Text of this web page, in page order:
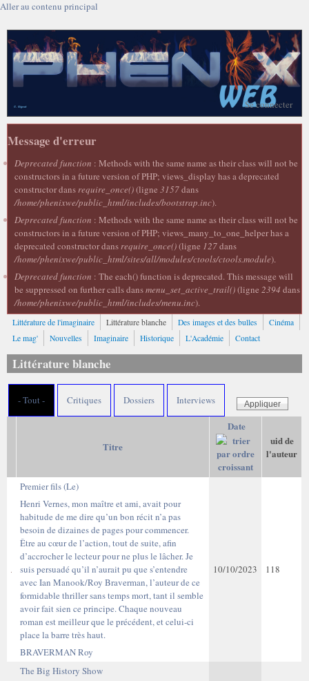
Aller au contenu principal
Se connecter
Message d'erreur
Deprecated function : Methods with the same name as their class will not be
constructors in a future version of PHP; views_display has a deprecated
constructor dansrequire_once()(ligne 3157dans
/home/phenixwe/public_html/includes/bootstrap.inc).
Deprecated function : Methods with the same name as their class will not be
constructors in a future version of PHP; views_many_to_one_helper has a
deprecated constructor dansrequire_once()(ligne 127dans
/home/phenixwe/public_html/sites/all/modules/ctools/ctools.module).
Deprecated function : The each() function is deprecated. This message will
be suppressed on further calls dansmenu_set_active_trail()(ligne 2394 dans
/home/phenixwe/public_html/includes/menu.inc).
Littérature de l'imaginaire Littérature blanche Des images et des bulles
Cinéma
Le mag'
Nouvelles Imaginaire Historique L'Académie Contact
Littérature blanche
- Tout - Critiques Dossiers Interviews
Titre
Date
uid de
l'auteur
Premier fils (Le)
Henri Vernes, mon maître et ami, avait pour
habitude de me dire qu’un bon récit n’a pas
besoin de dizaines de pages pour commencer.
Être au cœur de l’action, tout de suite, afin
d’accrocher le lecteur pour ne plus le lâcher. Je
suis persuadé qu’il n’aurait pu que s’entendre
avec Ian Manook/Roy Braverman, l’auteur de ce
formidable thriller sans temps mort, tant il semble
avoir fait sien ce principe. Chaque nouveau
roman est meilleur que le précédent, et celui-ci
place la barre très haut.
BRAVERMAN Roy
10/10/2023 118
The Big History Show